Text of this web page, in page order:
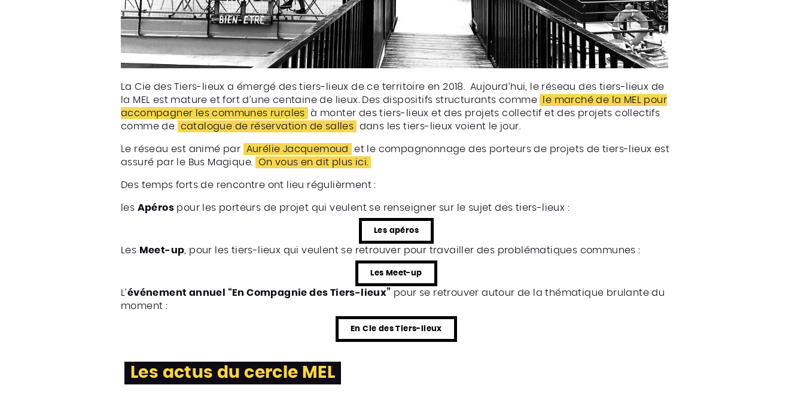
La Cie des Tiers-lieux a émergé des tiers-lieux de ce territoire en 2018. Aujourd’hui, le réseau des tiers-lieux de
la MEL est mature et fort d’une centaine de lieux. Des dispositifs structurants comme
le marché de la MEL pour
accompagner les communes rurales
à monter des tiers-lieux et des projets collectif et des projets collectifs
comme de
catalogue de réservation de salles dans les tiers-lieux voient le jour.
Le réseau est animé par Aurélie Jacquemoud
et le compagnonnage des porteurs de projets de tiers-lieux est
assuré par le Bus Magique.
On vous en dit plus ici.
Des temps forts de rencontre ont lieu régulièrment :
les Apéros pour les porteurs de projet qui veulent se renseigner sur le sujet des tiers-lieux :
Les apéros
Les Meet-up , pour les tiers-lieux qui veulent se retrouver pour travailler des problématiques communes :
Les Meet-up
L’événement annuel “En Compagnie des Tiers-lieux” pour se retrouver autour de la thématique brulante du
moment :
En Cie des Tiers-lieux
Les actus du cercle MEL